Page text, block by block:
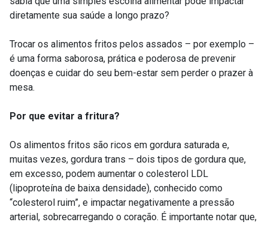
diretamente sua saúde a longo prazo?
Trocar os alimentos fritos pelos assados – por exemplo –
é uma forma saborosa, prática e poderosa de prevenir
doenças e cuidar do seu bem-estar sem perder o prazer à
mesa.
Por que evitar a fritura?
Os alimentos fritos são ricos em gordura saturada e,
muitas vezes, gordura trans – dois tipos de gordura que,
em excesso, podem aumentar o colesterol LDL
(lipoproteína de baixa densidade), conhecido como
“colesterol ruim”, e impactar negativamente a pressão
arterial, sobrecarregando o coração. É importante notar que,